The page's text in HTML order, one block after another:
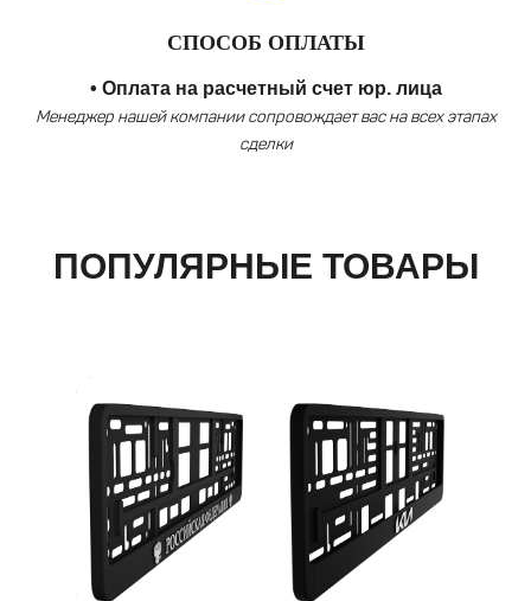
СПОСОБ ОПЛАТЫ
• Оплата на расчетный счет юр. лица
Менеджер нашей компании сопровождает вас на всех этапах
сделки
ПОПУЛЯРНЫЕ ТОВАРЫ